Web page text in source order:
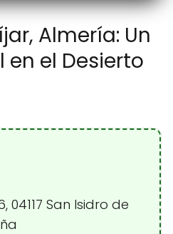
Almería: Un
en el Desierto
04117 San Isidro de